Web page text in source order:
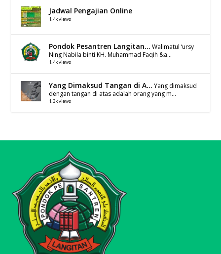
Jadwal Pengajian Online
1.4k views
Pondok Pesantren Langitan... Walimatul ‘ursy
Ning Nabila binti KH. Muhammad Faqih &a...
1.4k views
Yang Dimaksud Tangan di A... Yang dimaksud
dengan tangan di atas adalah orang yang m...
1.3k views